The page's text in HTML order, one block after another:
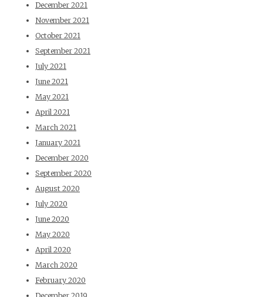
December 2021
November 2021
October 2021
September 2021
July 2021
June 2021
May 2021
April 2021
March 2021
January 2021
December 2020
September 2020
August 2020
July 2020
June 2020
May 2020
April 2020
March 2020
February 2020